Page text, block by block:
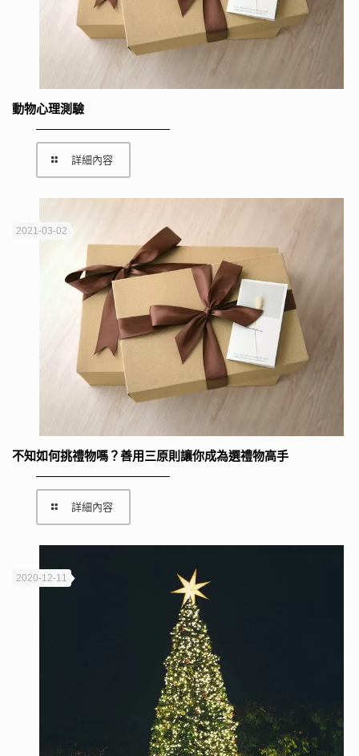
動物心理測驗
詳細內容
2021-03-02
不知如何挑禮物嗎？善用三原則讓你成為選禮物高手
詳細內容
2020-12-11